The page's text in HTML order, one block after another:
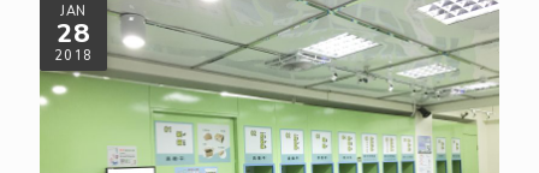
JAN
28
2018